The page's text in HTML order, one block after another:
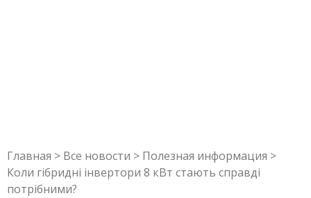
Главная > Все новости > Полезная информация >
Коли гібридні інвертори 8 кВт стають справді
потрібними?